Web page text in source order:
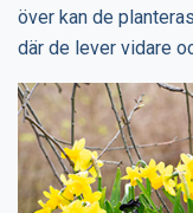
över kan de
där de lever vidare